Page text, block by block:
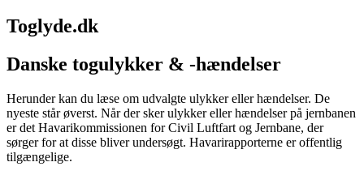
Toglyde.dk
Danske togulykker & -hændelser
Herunder kan du læse om udvalgte ulykker eller hændelser. De
nyeste står øverst. Når der sker ulykker eller hændelser på jernbanen
er det Havarikommissionen for Civil Luftfart og Jernbane, der
sørger for at disse bliver undersøgt. Havarirapporterne er offentlig
tilgængelige.